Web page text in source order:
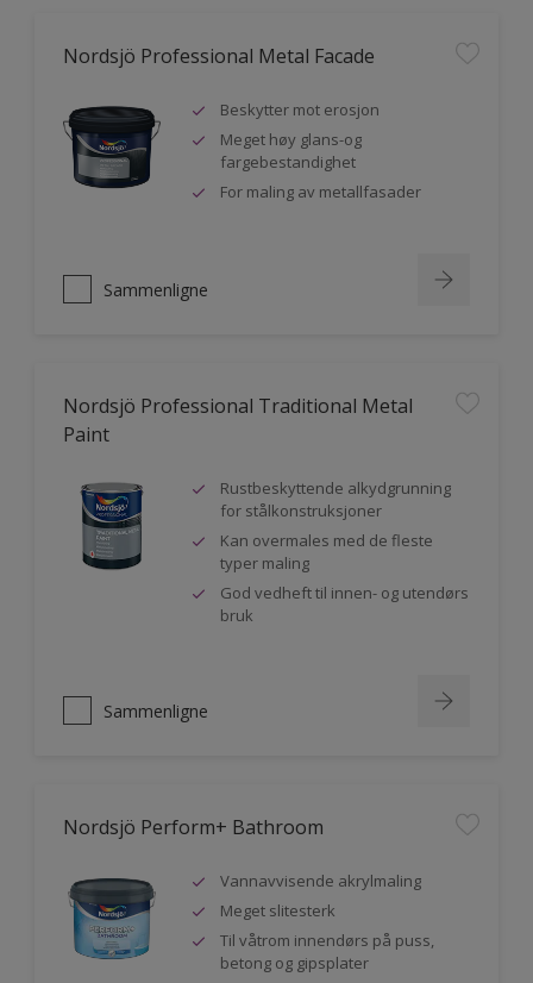
Nordsjö Professional Metal Facade
Beskytter mot erosjon
Meget høy glans-og
fargebestandighet
For maling av metallfasader
Sammenligne
Nordsjö Professional Traditional Metal
Paint
Rustbeskyttende alkydgrunning
for stålkonstruksjoner
Kan overmales med de fleste
typer maling
God vedheft til innen- og utendørs
bruk
Sammenligne
Nordsjö Perform+ Bathroom
Vannavvisende akrylmaling
Meget slitesterk
Til våtrom innendørs på puss,
betong og gipsplater